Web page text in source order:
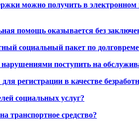
можно получить в
помощь оказывается без
социальный пакет по
поступить на
регистрации в качестве
социальных услуг?
транспортное средство?